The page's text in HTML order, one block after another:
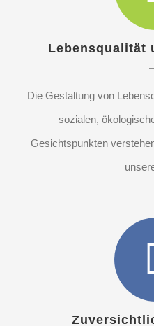
Lebensqualität
Die Gestaltung von
sozialen,
Gesichtspunkten